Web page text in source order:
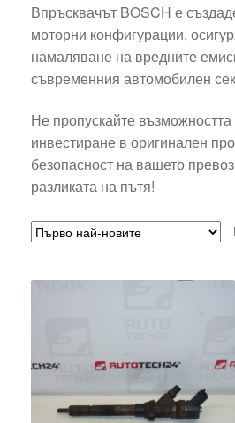
Впръсквачът BOSCH е
моторни конфигурации,
намаляване на вредните
съвременния автомобилен
Не пропускайте
инвестиране в оригинален
безопасност на вашето
разликата на пътя!